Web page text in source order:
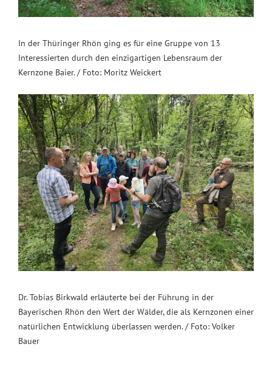
In der Thüringer Rhön ging es für eine Gruppe von 13
Interessierten durch den einzigartigen Lebensraum der
Kernzone Baier. / Foto: Moritz Weickert
Dr. Tobias Birkwald erläuterte bei der Führung in der
Bayerischen Rhön den Wert der Wälder, die als Kernzonen einer
natürlichen Entwicklung überlassen werden. / Foto: Volker
Bauer